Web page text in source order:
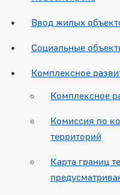
Ввод жилых
Социальные
Комплексное
Комплексное
Комиссия по
территорий
Карта границ